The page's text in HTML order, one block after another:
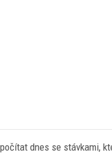
dnes se stávkami,